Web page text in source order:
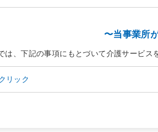
〜当事業所
は、下記の事項にもとづいて介護サービス
リック